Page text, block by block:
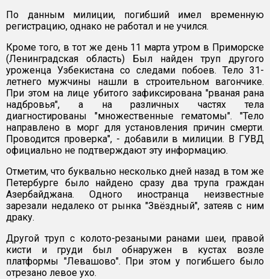
По данным милиции, погибший имел временную
регистрацию, однако не работал и не учился.
Кроме того, в тот же день 11 марта утром в Приморске
(Ленинградская область) Был найден труп другого
уроженца Узбекистана со следами побоев. Тело 31-
летнего мужчины нашли в строительном вагончике.
При этом на лице убитого зафиксирована "рваная рана
надбровья", а на различных частях тела
диагностированы "множественные гематомы". "Тело
направлено в морг для установления причин смерти.
Проводится проверка", - добавили в милиции. В ГУВД
официально не подтверждают эту информацию.
Отметим, что буквально несколько дней назад в том же
Петербурге было найдено сразу два трупа граждан
Азербайджана. Одного иностранца неизвестные
зарезали недалеко от рынка "Звёздный", затеяв с ним
драку.
Другой труп с колото-резаными ранами шеи, правой
кисти и груди был обнаружен в кустах возле
платформы "Левашово". При этом у погибшего было
отрезано левое ухо.